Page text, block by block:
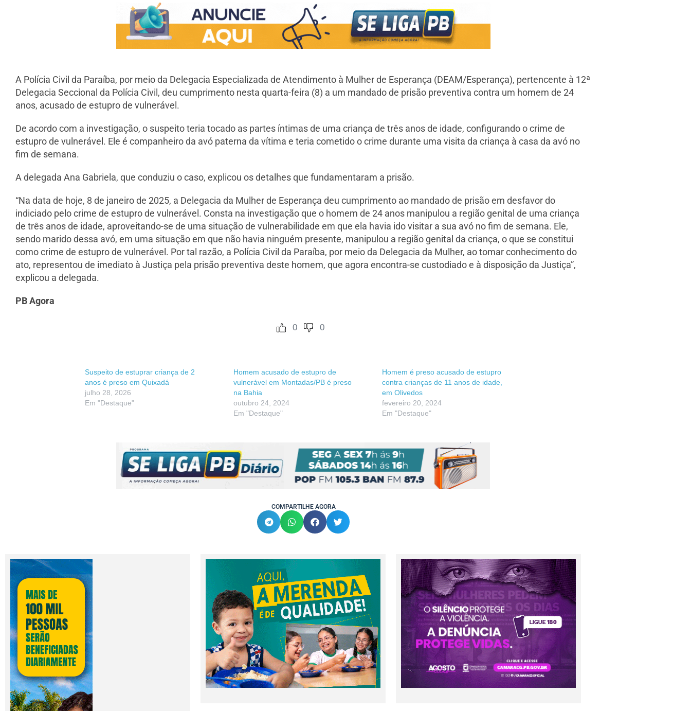
A Polícia Civil da Paraíba, por meio da Delegacia Especializada de Atendimento à Mulher de Esperança (DEAM/Esperança), pertencente à 12ª
Delegacia Seccional da Polícia Civil, deu cumprimento nesta quarta-feira (8) a um mandado de prisão preventiva contra um homem de 24
anos, acusado de estupro de vulnerável.
De acordo com a investigação, o suspeito teria tocado as partes íntimas de uma criança de três anos de idade, configurando o crime de
estupro de vulnerável. Ele é companheiro da avó paterna da vítima e teria cometido o crime durante uma visita da criança à casa da avó no
fim de semana.
A delegada Ana Gabriela, que conduziu o caso, explicou os detalhes que fundamentaram a prisão.
“Na data de hoje, 8 de janeiro de 2025, a Delegacia da Mulher de Esperança deu cumprimento ao mandado de prisão em desfavor do
indiciado pelo crime de estupro de vulnerável. Consta na investigação que o homem de 24 anos manipulou a região genital de uma criança
de três anos de idade, aproveitando-se de uma situação de vulnerabilidade em que ela havia ido visitar a sua avó no fim de semana. Ele,
sendo marido dessa avó, em uma situação em que não havia ninguém presente, manipulou a região genital da criança, o que se constitui
como crime de estupro de vulnerável. Por tal razão, a Polícia Civil da Paraíba, por meio da Delegacia da Mulher, ao tomar conhecimento do
ato, representou de imediato à Justiça pela prisão preventiva deste homem, que agora encontra-se custodiado e à disposição da Justiça”,
explicou a delegada.
PB Agora
0 0
Suspeito de estuprar criança de 2
anos é preso em Quixadá
julho 28, 2026
Em "Destaque"
Homem acusado de estupro de
vulnerável em Montadas/PB é preso
na Bahia
outubro 24, 2024
Em "Destaque"
Homem é preso acusado de estupro
contra crianças de 11 anos de idade,
em Olivedos
fevereiro 20, 2024
Em "Destaque"
COMPARTILHE AGORA